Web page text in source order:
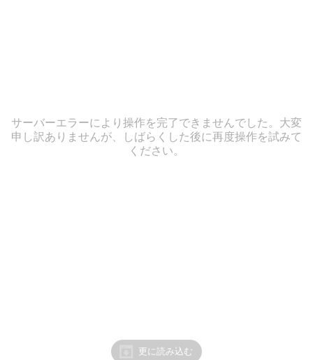
サーバーエラーにより操作を完了できませんでした。大変
申し訳ありませんが、しばらくした後に再度操作を試みて
ください。
更に読み込む